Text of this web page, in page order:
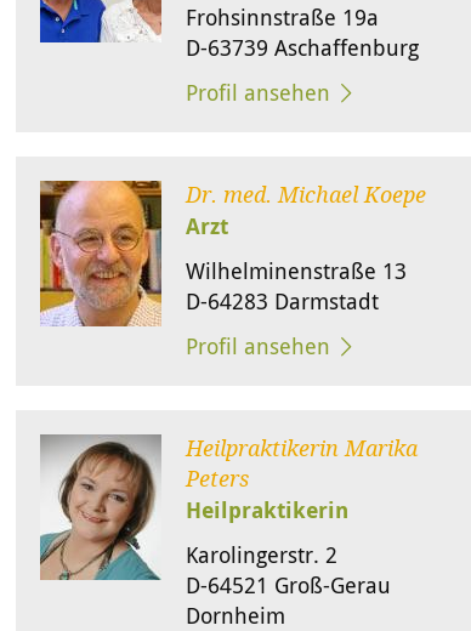
Frohsinnstraße 19a
D-63739 Aschaffenburg
Profil ansehen
Dr. med. Michael Koepe
Arzt
Wilhelminenstraße 13
D-64283 Darmstadt
Profil ansehen
Heilpraktikerin Marika
Peters
Heilpraktikerin
Karolingerstr. 2
D-64521 Groß-Gerau
Dornheim